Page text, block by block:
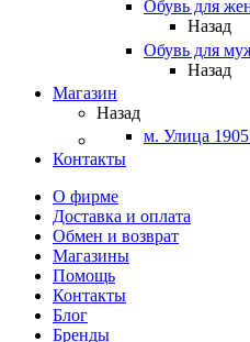
Обувь для
Назад
Обувь для
Назад
Магазин
Назад
м. Улица 1905
Контакты
О фирме
Доставка и оплата
Обмен и возврат
Магазины
Помощь
Контакты
Блог
Бренды